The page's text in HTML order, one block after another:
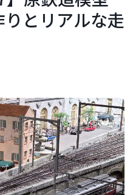
とリアルな走